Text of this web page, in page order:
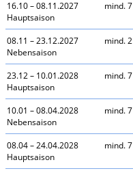
16.10 – 08.11.2027
Hauptsaison
mind. 7
08.11 – 23.12.2027
Nebensaison
mind. 2
23.12 – 10.01.2028
Hauptsaison
mind. 7
10.01 – 08.04.2028
Nebensaison
mind. 7
08.04 – 24.04.2028
Hauptsaison
mind. 7